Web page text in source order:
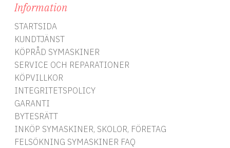
Information
STARTSIDA
KUNDTJÄNST
KÖPRÅD SYMASKINER
SERVICE OCH REPARATIONER
KÖPVILLKOR
INTEGRITETSPOLICY
GARANTI
BYTESRÄTT
INKÖP SYMASKINER, SKOLOR, FÖRETAG
FELSÖKNING SYMASKINER FAQ